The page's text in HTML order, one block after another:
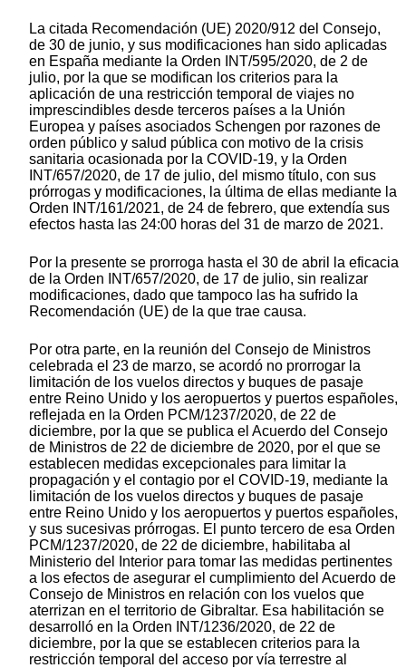
La citada Recomendación (UE) 2020/912 del Consejo,
de 30 de junio, y sus modificaciones han sido aplicadas
en España mediante la Orden INT/595/2020, de 2 de
julio, por la que se modifican los criterios para la
aplicación de una restricción temporal de viajes no
imprescindibles desde terceros países a la Unión
Europea y países asociados Schengen por razones de
orden público y salud pública con motivo de la crisis
sanitaria ocasionada por la COVID-19, y la Orden
INT/657/2020, de 17 de julio, del mismo título, con sus
prórrogas y modificaciones, la última de ellas mediante la
Orden INT/161/2021, de 24 de febrero, que extendía sus
efectos hasta las 24:00 horas del 31 de marzo de 2021.
Por la presente se prorroga hasta el 30 de abril la eficacia
de la Orden INT/657/2020, de 17 de julio, sin realizar
modificaciones, dado que tampoco las ha sufrido la
Recomendación (UE) de la que trae causa.
Por otra parte, en la reunión del Consejo de Ministros
celebrada el 23 de marzo, se acordó no prorrogar la
limitación de los vuelos directos y buques de pasaje
entre Reino Unido y los aeropuertos y puertos españoles,
reflejada en la Orden PCM/1237/2020, de 22 de
diciembre, por la que se publica el Acuerdo del Consejo
de Ministros de 22 de diciembre de 2020, por el que se
establecen medidas excepcionales para limitar la
propagación y el contagio por el COVID-19, mediante la
limitación de los vuelos directos y buques de pasaje
entre Reino Unido y los aeropuertos y puertos españoles,
y sus sucesivas prórrogas. El punto tercero de esa Orden
PCM/1237/2020, de 22 de diciembre, habilitaba al
Ministerio del Interior para tomar las medidas pertinentes
a los efectos de asegurar el cumplimiento del Acuerdo de
Consejo de Ministros en relación con los vuelos que
aterrizan en el territorio de Gibraltar. Esa habilitación se
desarrolló en la Orden INT/1236/2020, de 22 de
diciembre, por la que se establecen criterios para la
restricción temporal del acceso por vía terrestre al